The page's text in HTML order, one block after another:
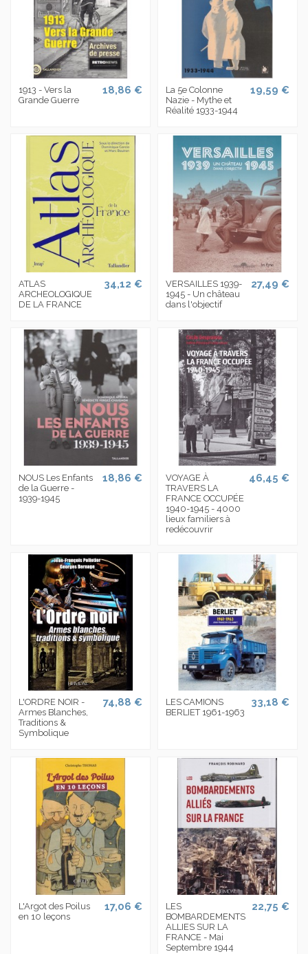
1913 - Vers la
Grande Guerre
18,86 €
La 5e Colonne
Nazie - Mythe et
Réalité 1933-1944
19,59 €
ATLAS
ARCHEOLOGIQUE
DE LA FRANCE
34,12 €
VERSAILLES 1939-
1945 - Un château
dans l'objectif
27,49 €
NOUS Les Enfants
de la Guerre -
1939-1945
18,86 €
VOYAGE À
TRAVERS LA
FRANCE OCCUPÉE
1940-1945 - 4000
lieux familiers à
redécouvrir
46,45 €
L'ORDRE NOIR -
Armes Blanches,
Traditions &
Symbolique
74,88 €
LES CAMIONS
BERLIET 1961-1963
33,18 €
L'Argot des Poilus
en 10 leçons
17,06 €
LES
BOMBARDEMENTS
ALLIES SUR LA
FRANCE - Mai
Septembre 1944
22,75 €